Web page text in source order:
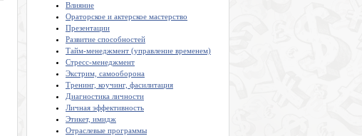
Влияние
Ораторское и актерское мастерство
Презентации
Развитие способностей
Тайм-менеджмент (управление временем)
Стресс-менеджмент
Экстрим, самооборона
Тренинг, коучинг, фасилитация
Диагностика личности
Личная эффективность
Этикет, имидж
Отраслевые программы